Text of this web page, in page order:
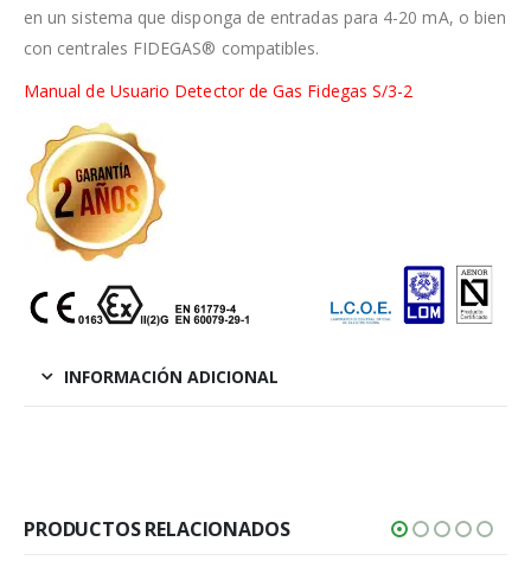
en un sistema que disponga de entradas para 4-20 mA, o bien
con centrales FIDEGAS® compatibles.
Manual de Usuario Detector de Gas Fidegas S/3-2
INFORMACIÓN ADICIONAL
PRODUCTOS RELACIONADOS